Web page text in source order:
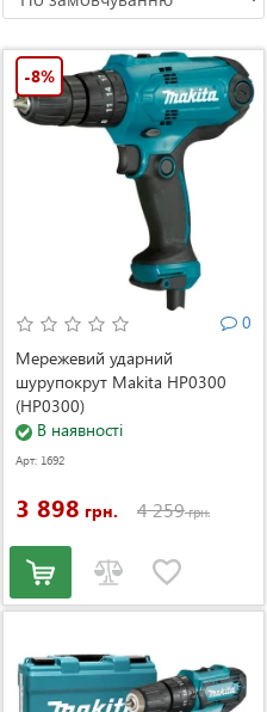
-8%
0
Мережевий ударний
шурупокрут Makita HP0300
(HP0300)
В наявності
Арт: 1692
3 898 грн. 4 259грн.